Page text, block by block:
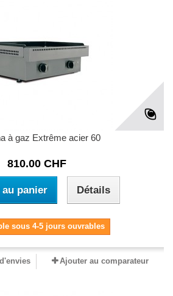
à gaz Extrême acier 60
810.00 CHF
panier Détails
sous 4-5 jours ouvrables
Ajouter au comparateur